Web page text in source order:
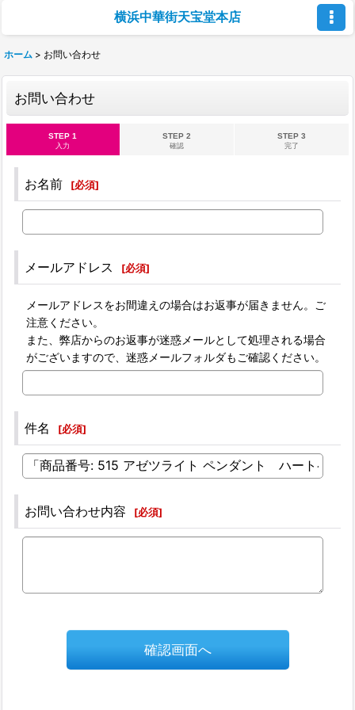
横浜中華街天宝堂本店
ホーム > お問い合わせ
お問い合わせ
STEP 1
入力
STEP 2
確認
STEP 3
完了
お名前 [必須]
メールアドレス [必須]
メールアドレスをお間違えの場合はお返事が届きません。ご
注意ください。
また、弊店からのお返事が迷惑メールとして処理される場合
がございますので、迷惑メールフォルダもご確認ください。
件名 [必須]
お問い合わせ内容 [必須]
確認画面へ